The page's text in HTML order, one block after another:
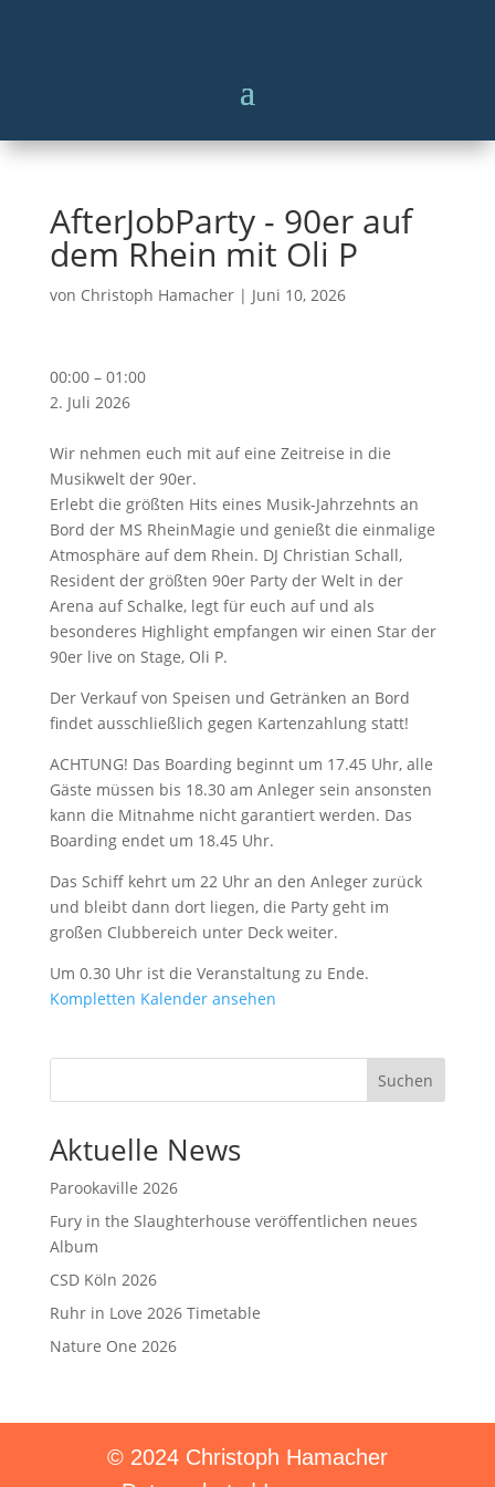
AfterJobParty - 90er auf
dem Rhein mit Oli P
von Christoph Hamacher| Juni 10, 2026
AfterJobParty
-
auf
dem
Rhein
mit
Oli
P
00:00 – 01:00
2. Juli 2026
Wir nehmen euch mit auf eine Zeitreise in die
Musikwelt der 90er.
Erlebt die größten Hits eines Musik-Jahrzehnts an
Bord der MS RheinMagie und genießt die einmalige
Atmosphäre auf dem Rhein. DJ Christian Schall,
Resident der größten 90er Party der Welt in der
Arena auf Schalke, legt für euch auf und als
besonderes Highlight empfangen wir einen Star der
90er live on Stage, Oli P.
Der Verkauf von Speisen und Getränken an Bord
findet ausschließlich gegen Kartenzahlung statt!
ACHTUNG! Das Boarding beginnt um 17.45 Uhr, alle
Gäste müssen bis 18.30 am Anleger sein ansonsten
kann die Mitnahme nicht garantiert werden. Das
Boarding endet um 18.45 Uhr.
Das Schiff kehrt um 22 Uhr an den Anleger zurück
und bleibt dann dort liegen, die Party geht im
großen Clubbereich unter Deck weiter.
Um 0.30 Uhr ist die Veranstaltung zu Ende.
Kompletten Kalender ansehen
Suchen
Aktuelle News
Parookaville 2026
Fury in the Slaughterhouse veröffentlichen neues
Album
CSD Köln 2026
Ruhr in Love 2026 Timetable
Nature One 2026
© 2024 Christoph Hamacher